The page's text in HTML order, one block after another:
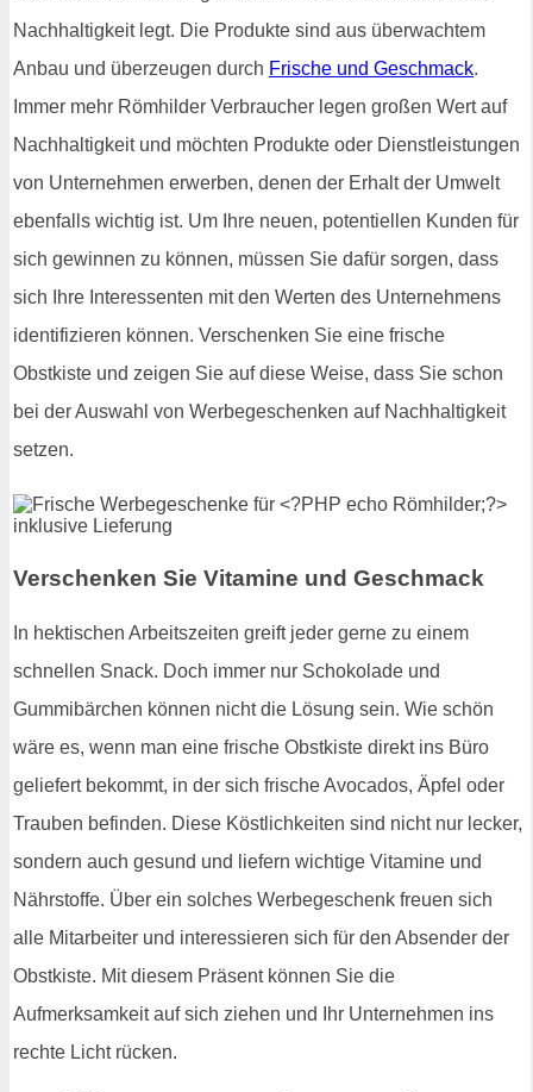
Nachhaltigkeit legt. Die Produkte sind aus überwachtem
Anbau und überzeugen durch Frische und Geschmack.
Immer mehr Römhilder Verbraucher legen großen Wert auf
Nachhaltigkeit und möchten Produkte oder Dienstleistungen
von Unternehmen erwerben, denen der Erhalt der Umwelt
ebenfalls wichtig ist. Um Ihre neuen, potentiellen Kunden für
sich gewinnen zu können, müssen Sie dafür sorgen, dass
sich Ihre Interessenten mit den Werten des Unternehmens
identifizieren können. Verschenken Sie eine frische
Obstkiste und zeigen Sie auf diese Weise, dass Sie schon
bei der Auswahl von Werbegeschenken auf Nachhaltigkeit
setzen.
Verschenken Sie Vitamine und Geschmack
In hektischen Arbeitszeiten greift jeder gerne zu einem
schnellen Snack. Doch immer nur Schokolade und
Gummibärchen können nicht die Lösung sein. Wie schön
wäre es, wenn man eine frische Obstkiste direkt ins Büro
geliefert bekommt, in der sich frische Avocados, Äpfel oder
Trauben befinden. Diese Köstlichkeiten sind nicht nur lecker,
sondern auch gesund und liefern wichtige Vitamine und
Nährstoffe. Über ein solches Werbegeschenk freuen sich
alle Mitarbeiter und interessieren sich für den Absender der
Obstkiste. Mit diesem Präsent können Sie die
Aufmerksamkeit auf sich ziehen und Ihr Unternehmen ins
rechte Licht rücken.